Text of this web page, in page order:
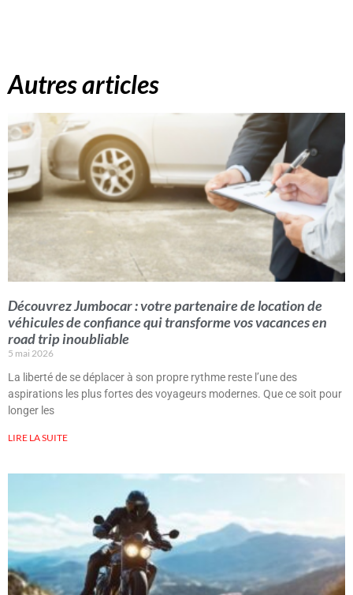
Autres articles
Découvrez Jumbocar : votre partenaire de location de
véhicules de confiance qui transforme vos vacances en
road trip inoubliable
5 mai 2026
La liberté de se déplacer à son propre rythme reste l’une des
aspirations les plus fortes des voyageurs modernes. Que ce soit pour
longer les
LIRE LA SUITE